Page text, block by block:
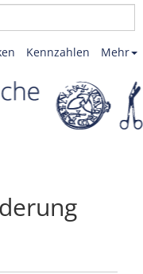
Mehr
Kennzahlen